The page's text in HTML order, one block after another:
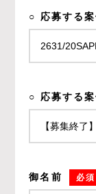
○ 応募する
○ 応募する案
御名前 必須